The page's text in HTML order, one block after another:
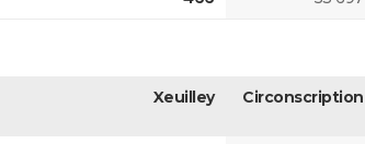
Xeuilley Circonscription